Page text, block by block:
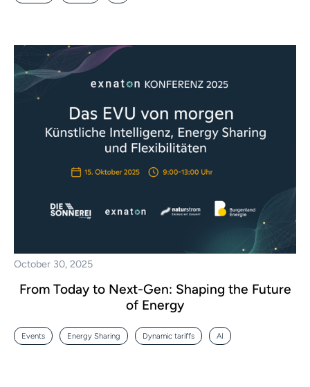
October 30, 2025
From Today to Next-Gen: Shaping the Future
of Energy
Events Energy Sharing Dynamic tariffs AI